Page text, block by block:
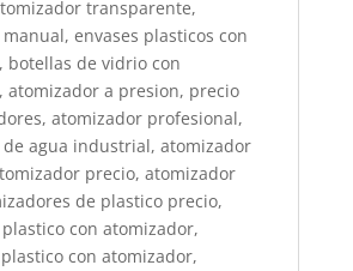
transparente,
envases plasticos con
botellas de vidrio con
atomizador a presion, precio
atomizador profesional,
agua industrial, atomizador
precio, atomizador
de plastico precio,
con atomizador,
con atomizador,